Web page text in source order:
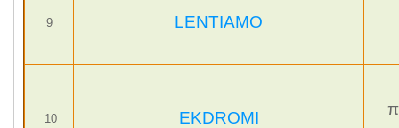
9 LENTIAMO
10 EKDROMI